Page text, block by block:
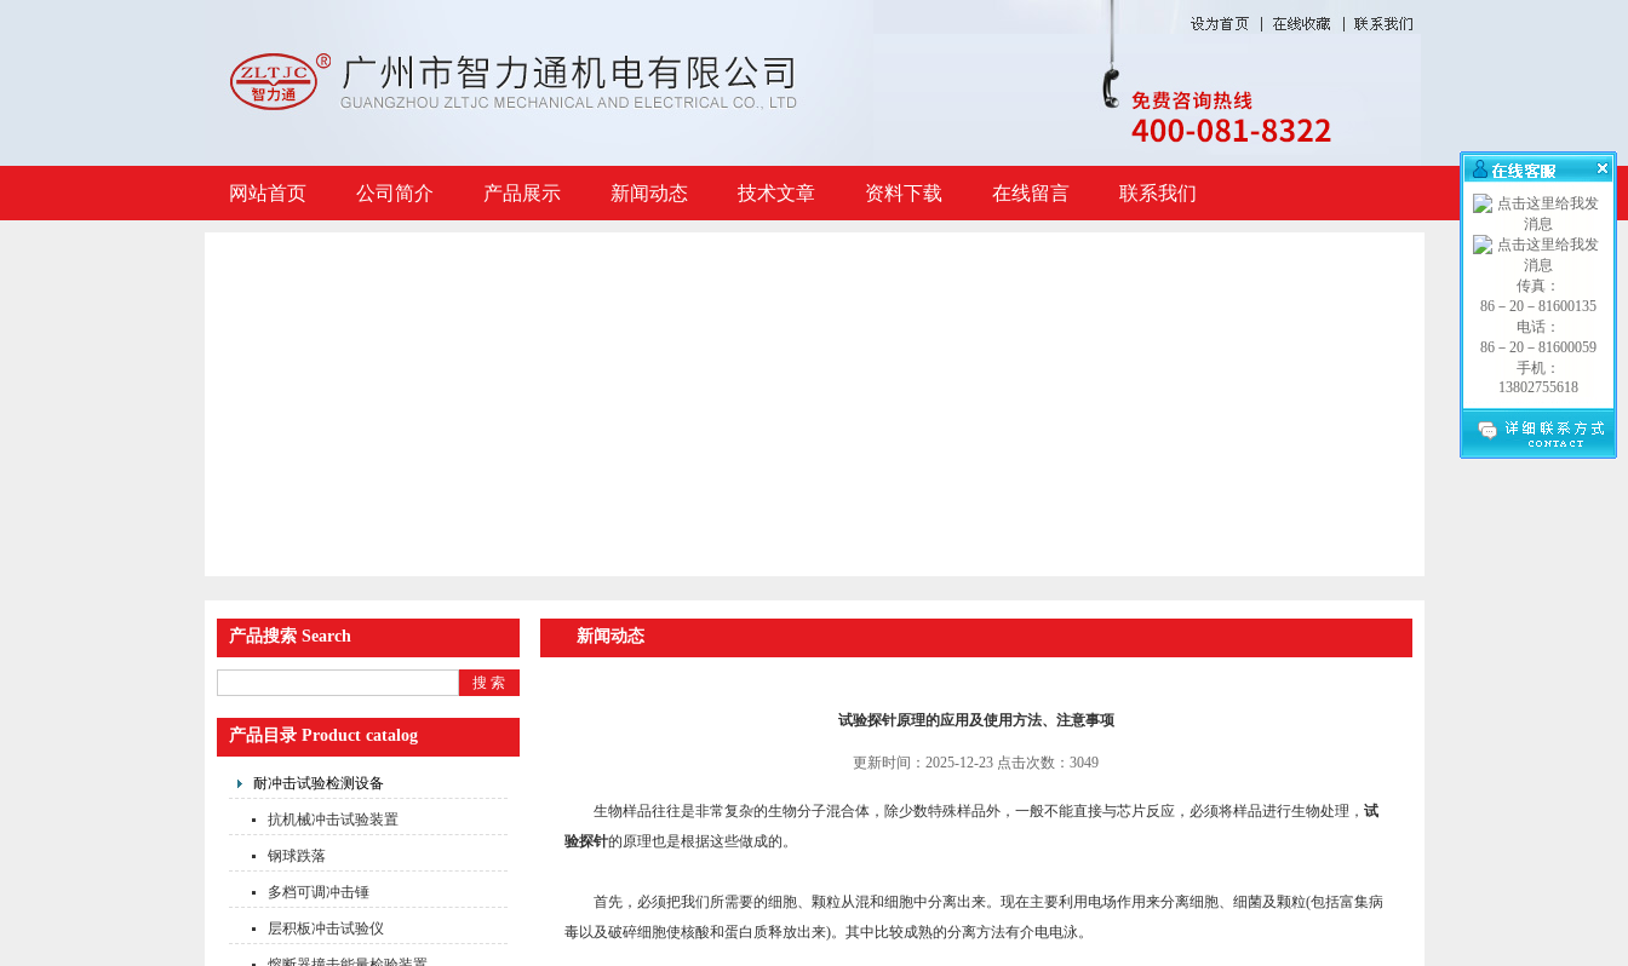
网站首页 公司简介 产品展示 新闻动态 技术文章 资料下载 在线留言 联系我们
产品搜索 Search
产品目录 Product catalog
耐冲击试验检测设备
抗机械冲击试验装置
钢球跌落
多档可调冲击锤
层积板冲击试验仪
新闻动态
试验探针原理的应用及使用方法、注意事项
更新时间：2025-12-23 点击次数：3049
生物样品往往是非常复杂的生物分子混合体，除少数特殊样品外，一般不能直接与芯片反应，必须将样品进行生物处理， 试
验探针的原理也是根据这些做成的。
首先，必须把我们所需要的细胞、颗粒从混和细胞中分离出来。现在主要利用电场作用来分离细胞、细菌及颗粒(包括富集病
毒以及破碎细胞使核酸和蛋白质释放出来)。其中比较成熟的分离方法有介电电泳。
传真：
86－20－81600135
电话：
86－20－81600059
手机：
13802755618